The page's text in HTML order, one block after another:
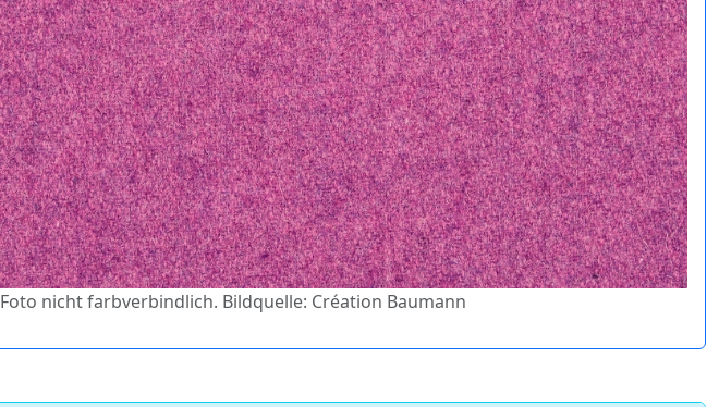
Foto nicht farbverbindlich. Bildquelle: Création Baumann